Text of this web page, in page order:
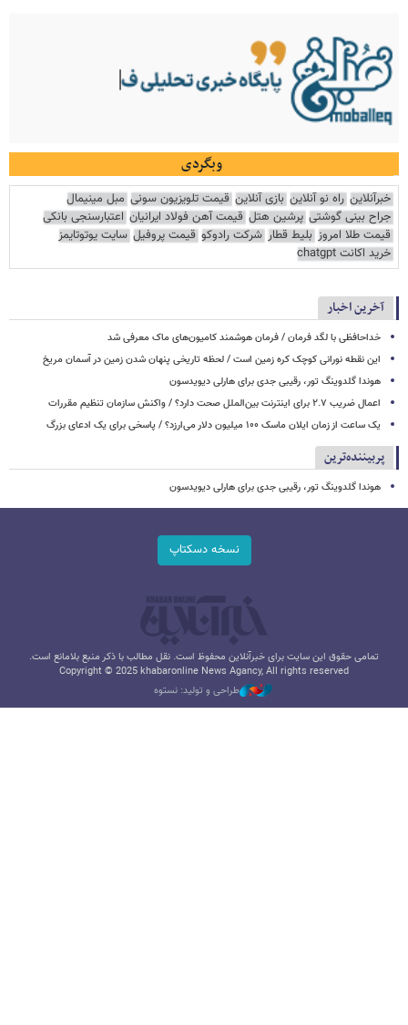
وبگردی
خبرآنلاین راه نو آنلاین بازی آنلاین قیمت تلویزیون سونی مبل مینیمال
جراح بینی گوشتی پرشین هتل قیمت آهن فولاد ایرانیان اعتبارسنجی بانکی
قیمت طلا امروز بلیط قطار شرکت رادوکو قیمت پروفیل سایت یوتوتایمز
خرید اکانت chatgpt
آخرین اخبار
خداحافظی با لگد فرمان / فرمان هوشمند کامیون‌های ماک معرفی شد
این نقطه نورانی کوچک کره زمین است / لحظه تاریخی پنهان شدن زمین در آسمان مریخ
هوندا گلدوینگ تور، رقیبی جدی برای هارلی دیویدسون
اعمال ضریب ۲.۷ برای اینترنت بین‌الملل صحت دارد؟ / واکنش سازمان تنظیم مقررات
یک ساعت از زمان ایلان ماسک ۱۰۰ میلیون دلار می‌ارزد؟ / پاسخی برای یک ادعای بزرگ
پربیننده‌ترین
هوندا گلدوینگ تور، رقیبی جدی برای هارلی دیویدسون
نسخه دسکتاپ
تمامی حقوق این سایت برای خبرآنلاین محفوظ است. نقل مطالب با ذکر منبع بلامانع است.
Copyright © 2025 khabaronline News Agancy, All rights reserved
طراحی و تولید: نستوه